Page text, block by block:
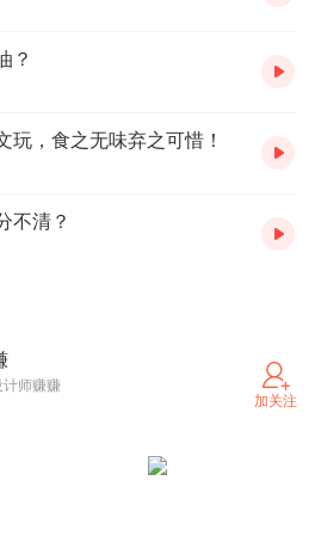
？
玩，食之无味弃之可惜！
不清？
计师赚赚
加关注